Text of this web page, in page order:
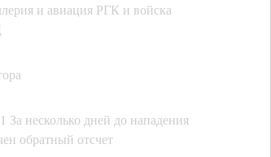
и авиация РГК и войска
За несколько дней до нападения
обратный отсчет